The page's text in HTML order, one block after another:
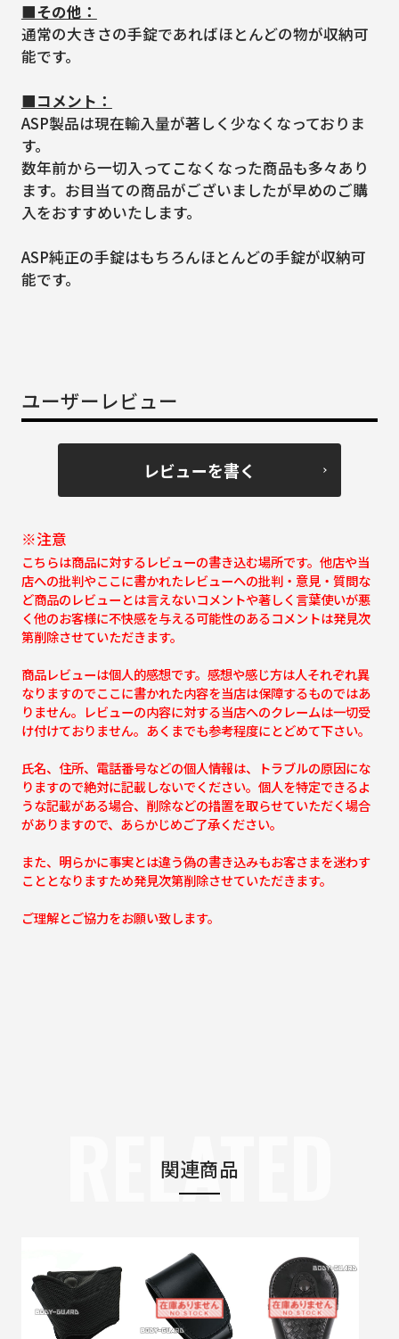
■その他：
通常の大きさの手錠であればほとんどの物が収納可
能です。
■コメント：
ASP製品は現在輸入量が著しく少なくなっておりま
す。
数年前から一切入ってこなくなった商品も多々あり
ます。お目当ての商品がございましたが早めのご購
入をおすすめいたします。
ASP純正の手錠はもちろんほとんどの手錠が収納可
能です。
ユーザーレビュー
レビューを書く
※注意
こちらは商品に対するレビューの書き込む場所です。他店や当
店への批判やここに書かれたレビューへの批判・意見・質問な
ど商品のレビューとは言えないコメントや著しく言葉使いが悪
く他のお客様に不快感を与える可能性のあるコメントは発見次
第削除させていただきます。
商品レビューは個人的感想です。感想や感じ方は人それぞれ異
なりますのでここに書かれた内容を当店は保障するものではあ
りません。レビューの内容に対する当店へのクレームは一切受
け付けておりません。あくまでも参考程度にとどめて下さい。
氏名、住所、電話番号などの個人情報は、トラブルの原因にな
りますので絶対に記載しないでください。個人を特定できるよ
うな記載がある場合、削除などの措置を取らせていただく場合
がありますので、あらかじめご了承ください。
また、明らかに事実とは違う偽の書き込みもお客さまを迷わす
こととなりますため発見次第削除させていただきます。
ご理解とご協力をお願い致します。
関連商品
RELATED